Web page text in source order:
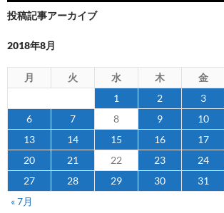
フ」
投稿記事アーカイブ
2018年8月
月 火 水 木 金
1
2 3
6
7 8 9 10
13
14 15 16 17
20
21 22 23 24
27
28 29 30
31
« 7月